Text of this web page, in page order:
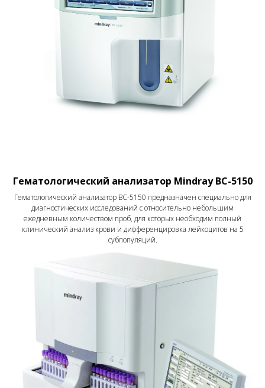
Гематологический анализатор Mindray BC-5150
Гематологический анализатор BC-5150 предназначен специально для
диагностических исследований с относительно небольшим
ежедневным количеством проб, для которых необходим полный
клинический анализ крови и дифференцировка лейкоцитов на 5
субпопуляций.